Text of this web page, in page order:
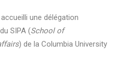
une délégation
SIPA (School of
) de la Columbia University